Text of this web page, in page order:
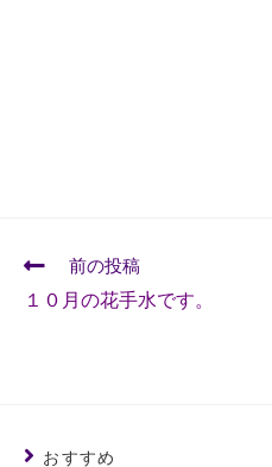
前の投稿
１０月の花手水です。
おすすめ